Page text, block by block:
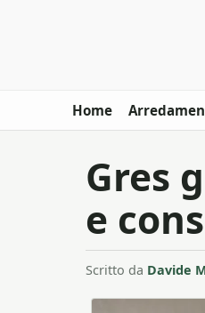
Home
Gres
e
Scritto da Davide